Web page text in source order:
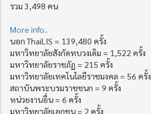
รวม 3,498 คน
More info..
นอก ThaiLIS = 139,480 ครั้ง
มหาวิทยาลัยสังกัดทบวงเดิม = 1,522 ครั้ง
มหาวิทยาลัยราชภัฏ = 215 ครั้ง
มหาวิทยาลัยเทคโนโลยีราชมงคล = 56 ครั้ง
สถาบันพระบรมราชชนก = 9 ครั้ง
หน่วยงานอื่น = 6 ครั้ง
มหาวิทยาลัยเอกชน = 2 ครั้ง